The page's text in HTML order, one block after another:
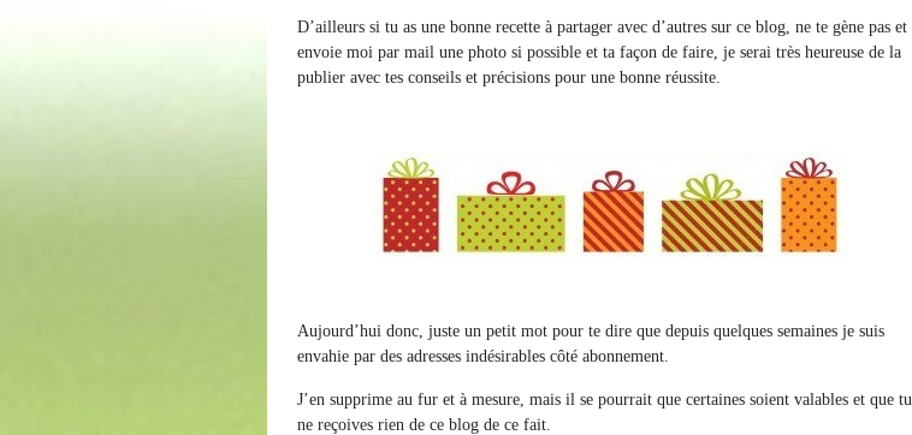
D’ailleurs si tu as une bonne recette à partager avec d’autres sur ce blog, ne te gène pas et
envoie moi par mail une photo si possible et ta façon de faire, je serai très heureuse de la
publier avec tes conseils et précisions pour une bonne réussite.
Aujourd’hui donc, juste un petit mot pour te dire que depuis quelques semaines je suis
envahie par des adresses indésirables côté abonnement.
J’en supprime au fur et à mesure, mais il se pourrait que certaines soient valables et que tu
ne reçoives rien de ce blog de ce fait.